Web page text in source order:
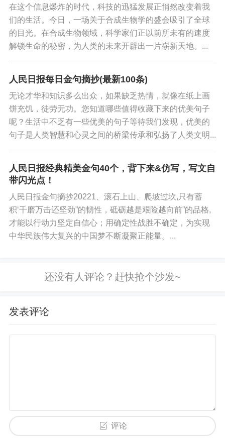
在这个信息爆炸的时代，科技的迅猛发展正悄然改变着我
们的生活。今日，一场关于合成生物学的盛会吸引了全球
的目光。在合成生物领域，科学家们正以前所未有的速度
解锁生命的秘密，为人类的未来开辟出一片崭新天地。...
人民日报每日金句摘抄(最新100条)
无论才华和知识多么出众，如果缺乏热情，就像在纸上画
饼充饥，徒劳无功。您知道哪些值得收藏下来的优美句子
呢？生活中不乏有一些优美的句子等待我们发现，优美的
句子是人类智慧和心灵之间的桥梁传承和弘扬了人类文明...
人民日报经典精美金句40个，背下来&仿写，写文自
带闪光点！
人民日报金句摘抄20221、滚石上山、爬坡过坎,只有蓄
积‘千磨万击还坚劲”的韧性，砥砺越是艰险越向前”的品格,
才能以行动力坚定自信心；用确定性战胜不确定，为实现
中华民族伟大复兴的中国梦不断凝聚正能量。...
发表评论
评论